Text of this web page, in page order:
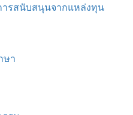
ารสนับสนุนจากแหล่งทุน
ษา